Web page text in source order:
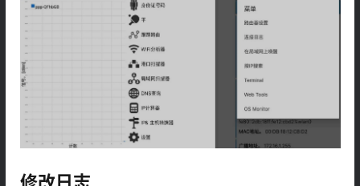
修改日志